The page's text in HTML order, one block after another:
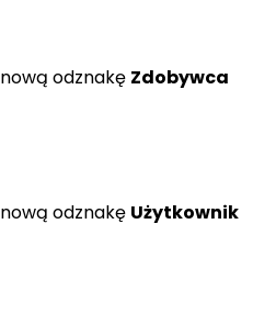
nową odznakę Zdobywca
nową odznakę Użytkownik